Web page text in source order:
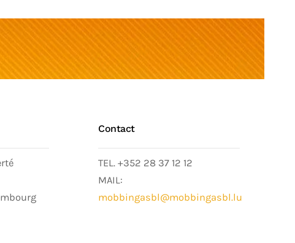
Contact
TEL. +352 28 37 12 12
MAIL:
mobbingasbl@mobbingasbl.lu